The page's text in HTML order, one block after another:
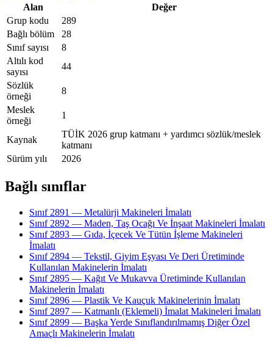
Alan
Değer
Grup kodu
289
Bağlı bölüm
28
Sınıf sayısı
8
Altılı kod
sayısı
44
Sözlük
örneği
8
Meslek
örneği
1
Kaynak
TÜİK 2026 grup katmanı + yardımcı sözlük/meslek
katmanı
Sürüm yılı
2026
Bağlı sınıflar
Sınıf 2891 — Metalürji Makineleri İmalatı
Sınıf 2892 — Maden, Taş Ocağı Ve İnşaat Makineleri İmalatı
Sınıf 2893 — Gıda, İçecek Ve Tütün İşleme Makineleri
İmalatı
Sınıf 2894 — Tekstil, Giyim Eşyası Ve Deri Üretiminde
Kullanılan Makinelerin İmalatı
Sınıf 2895 — Kağıt Ve Mukavva Üretiminde Kullanılan
Makinelerin İmalatı
Sınıf 2896 — Plastik Ve Kauçuk Makinelerinin İmalatı
Sınıf 2897 — Katmanlı (Eklemeli) İmalat Makineleri İmalatı
Sınıf 2899 — Başka Yerde Sınıflandırılmamış Diğer Özel
Amaçlı Makinelerin İmalatı